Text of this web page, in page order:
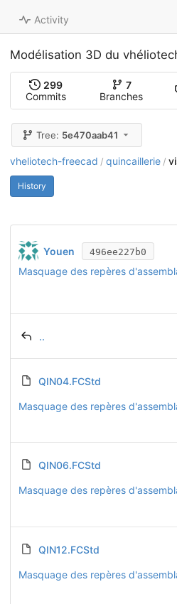
Activity
Modélisation 3D du
299
Commits
7
Branches
Tree: 5e470aab41
vheliotech-freecad / quincaillerie /
History
Youen 496ee227b0
..
QIN04.FCStd
QIN06.FCStd
QIN12.FCStd